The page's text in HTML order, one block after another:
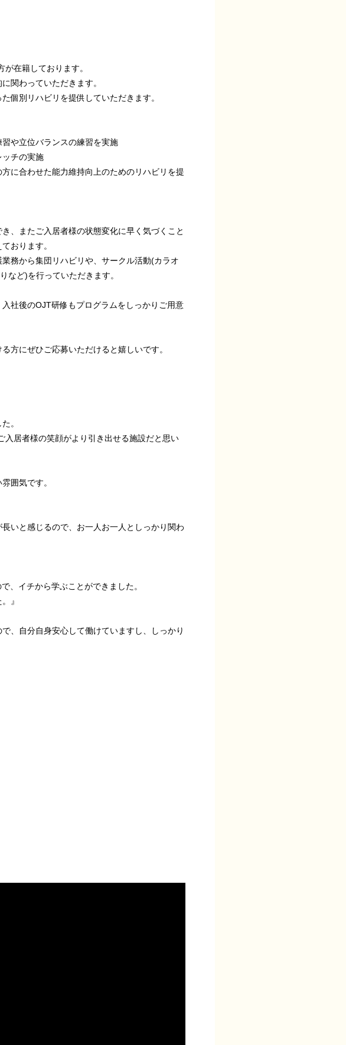
在籍しております。
関わっていただきます。
個別リハビリを提供していただきます。
や立位バランスの練習を実施
チの実施
に合わせた能力維持向上のためのリハビリを提
、またご入居者様の状態変化に早く気づくこと
おります。
務から集団リハビリや、サークル活動(カラオ
など)を行っていただきます。
社後のOJT研修もプログラムをしっかりご用意
方にぜひご応募いただけると嬉しいです。
。
入居者様の笑顔がより引き出せる施設だと思い
囲気です。
いと感じるので、お一人お一人としっかり関わ
、イチから学ぶことができました。
』
、自分自身安心して働けていますし、しっかり